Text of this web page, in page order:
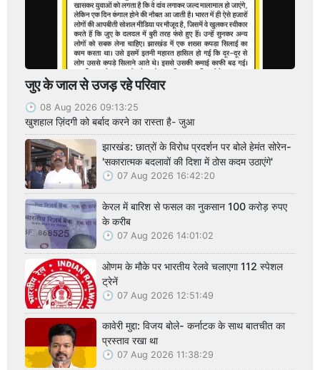
जुए के जाल से उजड़ रहे परिवार
08 Aug 2026 09:13:25
खुशहाल ज़िंदगी को बर्बाद करने का रास्ता है- जुआ
झारखंड: छात्रों के विरोध प्रदर्शन पर बोले हेमंत सोरेन-
'सकारात्मक बदलावों की दिशा में ठोस कदम उठाएंगे'
07 Aug 2026 16:42:20
केरल में बारिश से फसल का नुकसान 100 करोड़ रुपए
के करीब
07 Aug 2026 14:01:02
ओणम के मौके पर भारतीय रेलवे चलाएगा 112 स्पेशल
ट्रेनें
07 Aug 2026 12:51:49
कावेरी मुद्दा: विजय बोले- कर्नाटक के साथ बातचीत का
प्रस्ताव रखा था
07 Aug 2026 11:38:29